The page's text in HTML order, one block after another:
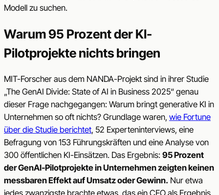
Modell zu suchen.
Warum 95 Prozent der KI-
Pilotprojekte nichts bringen
MIT-Forscher aus dem NANDA-Projekt sind in ihrer Studie
„The GenAI Divide: State of AI in Business 2025“ genau
dieser Frage nachgegangen: Warum bringt generative KI in
Unternehmen so oft nichts? Grundlage waren, wie Fortune
über die Studie berichtet, 52 Experteninterviews, eine
Befragung von 153 Führungskräften und eine Analyse von
300 öffentlichen KI-Einsätzen. Das Ergebnis: 95 Prozent
der GenAI-Pilotprojekte in Unternehmen zeigten keinen
messbaren Effekt auf Umsatz oder Gewinn. Nur etwa
jedes zwanzigste brachte etwas, das ein CFO als Ergebnis